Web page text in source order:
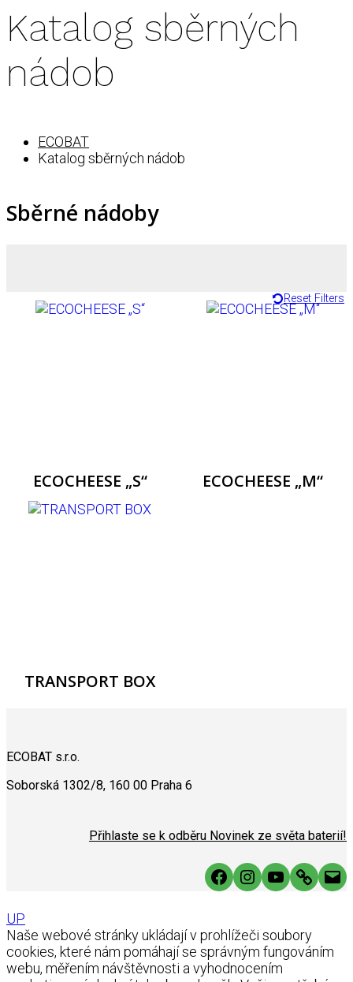
Katalog sběrných
nádob
ECOBAT
Katalog sběrných nádob
Sběrné nádoby
Reset Filters
ECOCHEESE „S“ ECOCHEESE „M“
TRANSPORT BOX
ECOBAT s.r.o.
Soborská 1302/8, 160 00 Praha 6
Přihlaste se k odběru Novinek ze světa baterií!
Facebook
Instagram
YouTube
Link
UP
Naše webové stránky ukládají v prohlížeči soubory
cookies, které nám pomáhají se správným fungováním
webu, měřením návštěvnosti a vyhodnocením